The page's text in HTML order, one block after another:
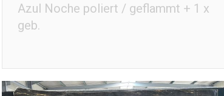
Azul Noche poliert / geflammt + 1 x
geb.